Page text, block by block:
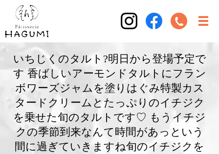
いちじくのタルト?明日から登場予定で
す 香ばしいアーモンドタルトにフラン
ボワーズジャムを塗りはぐみ特製カス
タードクリームとたっぷりのイチジク
を乗せた旬のタルトです♡ もうイチジ
クの季節到来なんて時間があっという
間に過ぎていきますね旬のイチジクを